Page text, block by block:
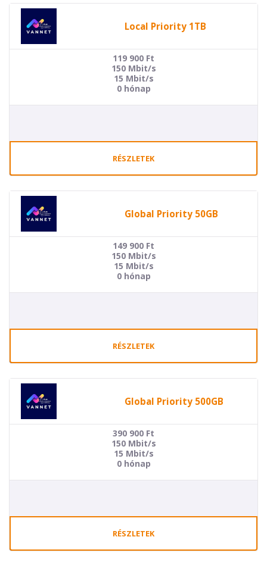
Local Priority 1TB
119 900 Ft
150 Mbit/s
15 Mbit/s
0 hónap
RÉSZLETEK
Global Priority 50GB
149 900 Ft
150 Mbit/s
15 Mbit/s
0 hónap
RÉSZLETEK
Global Priority 500GB
390 900 Ft
150 Mbit/s
15 Mbit/s
0 hónap
RÉSZLETEK